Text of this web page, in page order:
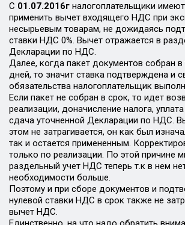
С 01.07.2016г налогоплательщики
применить вычет входящего НДС при
несырьевым товарам, не дожидаясь
ставки НДС 0%. Вычет отражается в
Декларации по НДС.
Далее, когда пакет документов собран в
дней, то значит ставка подтверждена и
обязательства налогоплательщик
Если пакет не собран в срок, то идет
реализации, доначисление налога,
сдача уточненной Декларации по НДС.
этом не затрагивается, он как был
так и остается примененным.
только по реализации. По этой причине
раздельный учет НДС теперь т.к в нем
необходимости больше.
Поэтому и при сборе документов и
нулевой ставки НДС в срок также не
вычет НДС.